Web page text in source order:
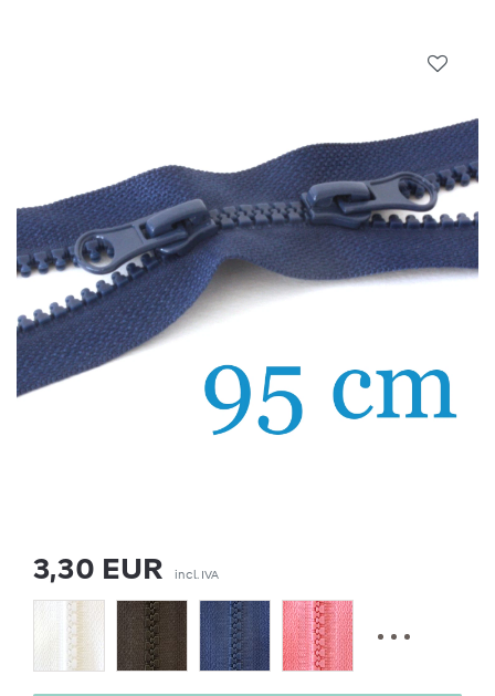
3,30 EUR incl. IVA